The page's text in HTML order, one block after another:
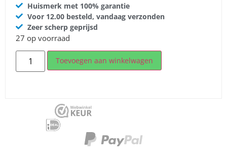
Huismerk met 100% garantie
Voor 12.00 besteld, vandaag verzonden
Zeer scherp geprijsd
27 op voorraad
Toevoegen aan winkelwagen